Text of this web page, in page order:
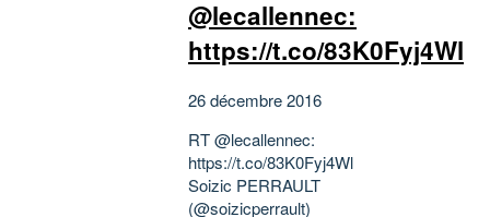
@lecallennec:
https://t.co/83K0Fyj4Wl
26 décembre 2016
RT @lecallennec:
https://t.co/83K0Fyj4Wl
Soizic PERRAULT
(@soizicperrault)